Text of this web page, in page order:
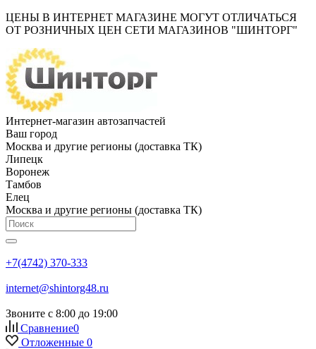
ЦЕНЫ В ИНТЕРНЕТ МАГАЗИНЕ МОГУТ ОТЛИЧАТЬСЯ
ОТ РОЗНИЧНЫХ ЦЕН СЕТИ МАГАЗИНОВ "ШИНТОРГ"
Интернет-магазин автозапчастей
Ваш город
Москва и другие регионы (доставка ТК)
Липецк
Воронеж
Тамбов
Елец
Москва и другие регионы (доставка ТК)
+7(4742) 370-333
internet@shintorg48.ru
Звоните с 8:00 до 19:00
Сравнение0
Отложенные 0